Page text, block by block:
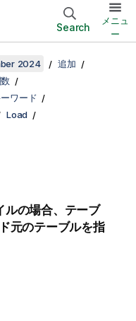
Search
メニュ
ー
2024
追加
ワード
Load
の場合、テーブ
元のテーブルを指